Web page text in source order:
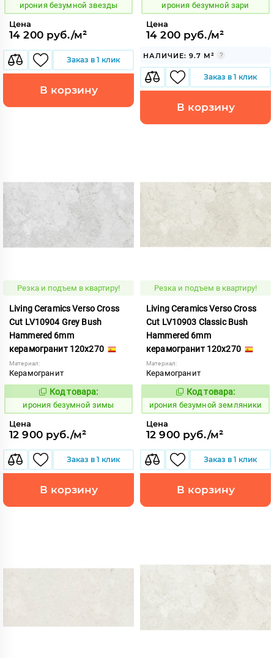
ирония безумной звезды
Цена
14 200 руб./м²
Заказ в 1 клик
В корзину
ирония безумной зари
Цена
14 200 руб./м²
НАЛИЧИЕ: 9.7 М²
Заказ в 1 клик
В корзину
Резка и подъем в квартиру!
Living Ceramics Verso Cross
Cut LV10904 Grey Bush
Hammered 6mm
керамогранит 120x270
Материал:
Керамогранит
1108532
Код товара:
ирония безумной зимы
Цена
12 900 руб./м²
Заказ в 1 клик
В корзину
Резка и подъем в квартиру!
Living Ceramics Verso Cross
Cut LV10903 Classic Bush
Hammered 6mm
керамогранит 120x270
Материал:
Керамогранит
1108531
Код товара:
ирония безумной земляники
Цена
12 900 руб./м²
Заказ в 1 клик
В корзину